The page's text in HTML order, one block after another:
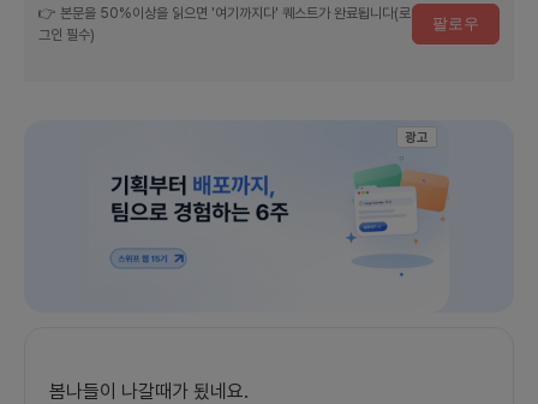
👉 본문을 50%이상을 읽으면 '여기까지다' 퀘스트가 완료됩니다(로
그인 필수)
팔로우
광고
봄나들이 나갈때가 됬네요.